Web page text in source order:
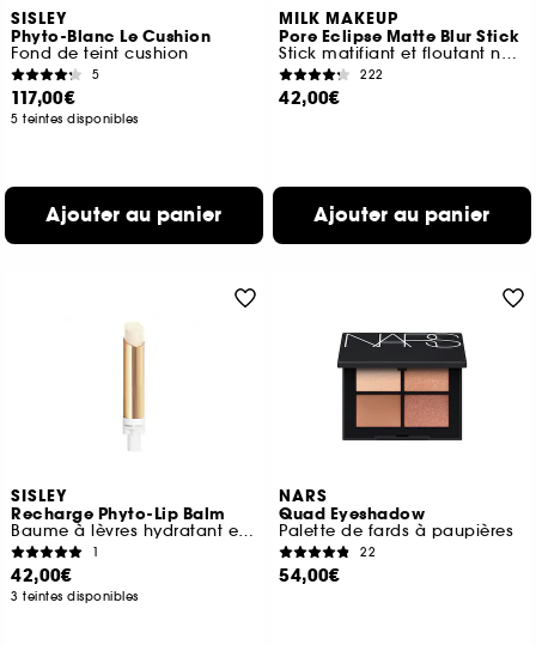
SISLEY
Phyto-Blanc Le Cushion
Fond de teint cushion
5
117,00€
5 teintes disponibles
Ajouter au panier
MILK MAKEUP
Pore Eclipse Matte Blur Stick
Stick matifiant et floutant non comédogène
222
42,00€
Ajouter au panier
SISLEY
Recharge Phyto-Lip Balm
Baume à lèvres hydratant et repulpant
1
42,00€
3 teintes disponibles
NARS
Quad Eyeshadow
Palette de fards à paupières
22
54,00€